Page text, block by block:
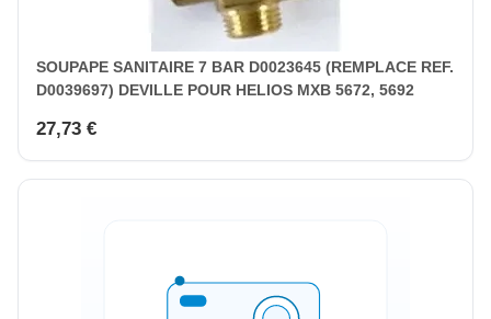
SOUPAPE SANITAIRE 7 BAR D0023645 (REMPLACE REF.
D0039697) DEVILLE POUR HELIOS MXB 5672, 5692
27,73 €